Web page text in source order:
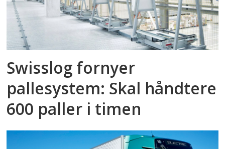
Swisslog fornyer
pallesystem: Skal håndtere
600 paller i timen